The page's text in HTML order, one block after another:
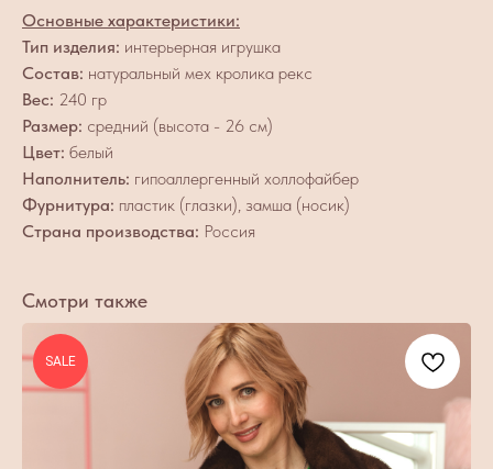
Основные характеристики:
Тип изделия: интерьерная игрушка
Состав: натуральный мех кролика рекс
Вес: 240 гр
Размер: средний (высота - 26 см)
Цвет: белый
Наполнитель: гипоаллергенный холлофайбер
Фурнитура: пластик (глазки), замша (носик)
Страна производства: Россия
Смотри также
SALE